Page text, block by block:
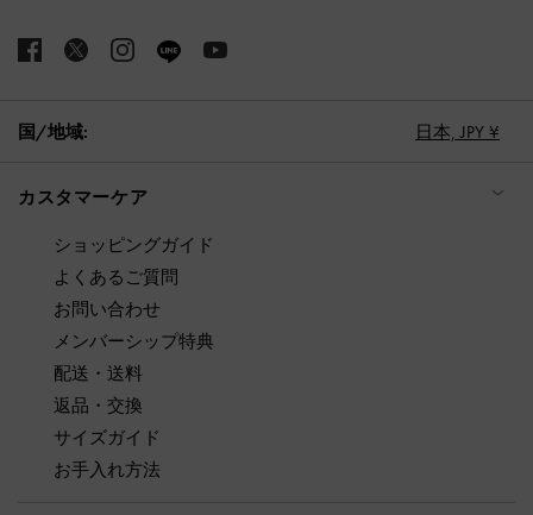
国/地域: 日本, JPY ¥
カスタマーケア
ショッピングガイド
よくあるご質問
お問い合わせ
メンバーシップ特典
配送・送料
返品・交換
サイズガイド
お手入れ方法